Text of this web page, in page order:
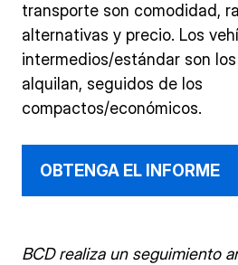
transporte son comodidad,
alternativas y precio. Los
intermedios/estándar son
alquilan, seguidos de los
compactos/económicos.
OBTENGA EL INFORME
BCD realiza un seguimiento